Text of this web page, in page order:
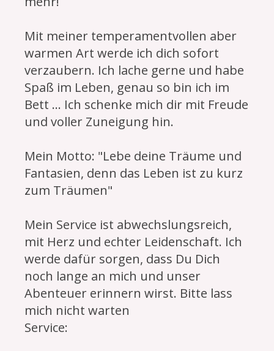
Mit meiner temperamentvollen aber
warmen Art werde ich dich sofort
verzaubern. Ich lache gerne und habe
Spaß im Leben, genau so bin ich im
Bett ... Ich schenke mich dir mit Freude
und voller Zuneigung hin.
Mein Motto: "Lebe deine Träume und
Fantasien, denn das Leben ist zu kurz
zum Träumen"
Mein Service ist abwechslungsreich,
mit Herz und echter Leidenschaft. Ich
werde dafür sorgen, dass Du Dich
noch lange an mich und unser
Abenteuer erinnern wirst. Bitte lass
mich nicht warten
Service: